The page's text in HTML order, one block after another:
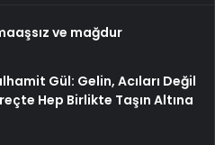
ve mağdur
Gül: Gelin, Acıları Değil
Hep Birlikte Taşın Altına